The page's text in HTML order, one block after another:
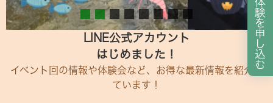
LINE公式アカウント
はじめました！
イベント回の情報や体験会など、お得な最新情報を紹介し
ています！
体
験
を
申
し
込
む